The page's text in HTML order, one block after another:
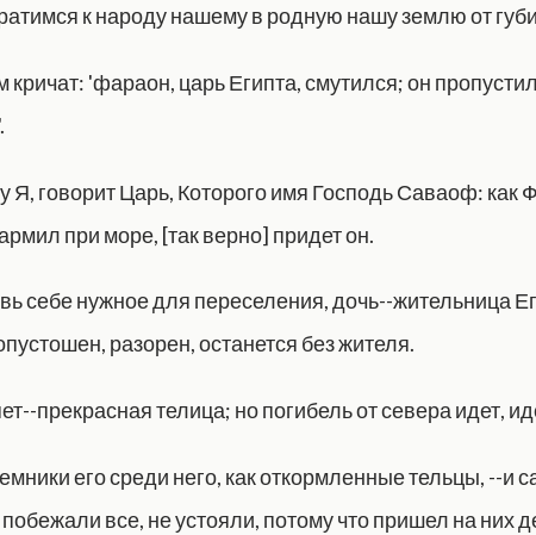
к народу нашему в родную нашу землю от
кричат: 'фараон, царь Египта, смутился; он
Я, говорит Царь, Которого имя Господь Саваоф: как
при море, [так верно] придет он.
себе нужное для переселения, дочь--жительница
разорен, останется без жителя.
прекрасная телица; но погибель от севера идет,
его среди него, как откормленные тельцы, --и
все, не устояли, потому что пришел на них